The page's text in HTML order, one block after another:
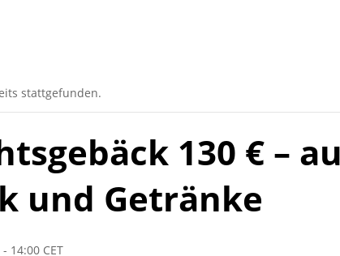
stattgefunden.
130 € –
und Getränke
- 14:00 CET